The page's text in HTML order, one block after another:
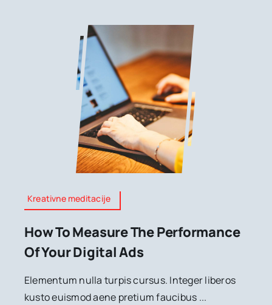
Kreativne meditacije
How To Measure The Performance
Of Your Digital Ads
Elementum nulla turpis cursus. Integer liberos
kusto euismod aene pretium faucibus ...